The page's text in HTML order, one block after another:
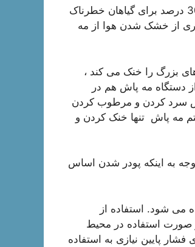
حفظ رطوبت ثابت یکی از مهمترین عوامل در گلخانه ها است. رطوبت زیر 30 درصد برای گیاهان خطرناک
از خشک شدن هوا از مه
بزرگ را خنک می کند ،
دستگاه مه پاش هم در
سرد کردن و مرطوب کردن
مه پاش تنها خنک کردن و
به اینکه پودر شدن اساس
می شود. استفاده از
استفاده در محیط
پایین نیازی به استفاده